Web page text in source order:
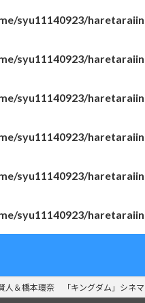
syu11140923/
syu11140923/
syu11140923/
syu11140923/
syu11140923/
syu11140923/
人＆橋本環奈 「キングダム」シネマ